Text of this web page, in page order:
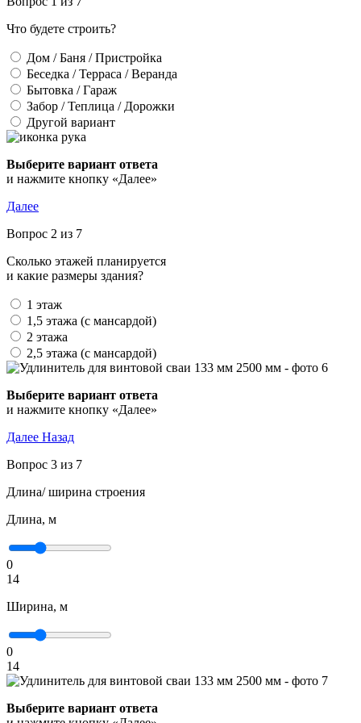
Что будете строить?
Дом / Баня / Пристройка
Беседка / Терраса / Веранда
Бытовка / Гараж
Забор / Теплица / Дорожки
Другой вариант
Выберите вариант ответа
и нажмите кнопку «Далее»
Далее
Вопрос 2 из 7
Сколько этажей планируется
и какие размеры здания?
1 этаж
1,5 этажа (с мансардой)
2 этажа
2,5 этажа (с мансардой)
Выберите вариант ответа
и нажмите кнопку «Далее»
Далее Назад
Вопрос 3 из 7
Длина/ ширина строения
Длина, м
0
14
Ширина, м
0
14
Выберите вариант ответа